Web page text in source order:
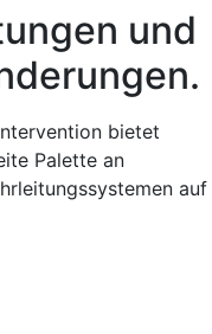
und
bietet
Palette an
auf